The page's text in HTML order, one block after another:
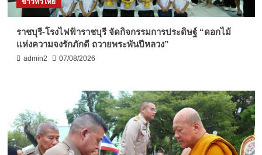
ข่าวทั่วไทย
ราชบุรี-โรงไฟฟ้าราชบุรี จัดกิจกรรมการประดิษฐ์ “ดอกไม้
แห่งความจงรักภักดี ถวายพระพันปีหลวง”
admin2 07/08/2026